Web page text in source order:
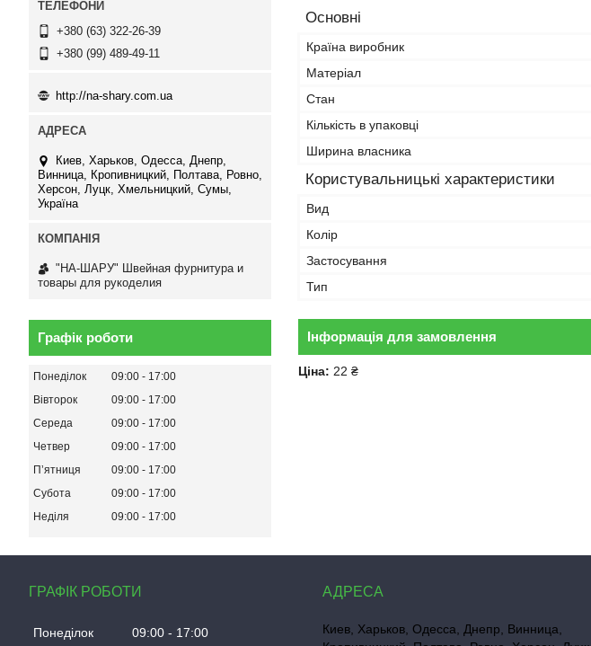
Основні
Країна виробник
Матеріал
Стан
Кількість в упаковці
Ширина власника
Користувальницькі характеристики
Вид
Колір
Застосування
Тип
Інформація для замовлення
Ціна: 22 ₴
+380 (63) 322-26-39
+380 (99) 489-49-11
http://na-shary.com.ua
Киев, Харьков, Одесса, Днепр,
Винница, Кропивницкий, Полтава, Ровно,
Херсон, Луцк, Хмельницкий, Сумы,
Україна
"НА-ШАРУ" Швейная фурнитура и
товары для рукоделия
Графік роботи
Понеділок 09:00
17:00
Вівторок
09:00
17:00
Середа
09:00
17:00
Четвер
09:00
17:00
Пʼятниця
09:00
17:00
Субота
09:00
17:00
Неділя
09:00 17:00
ГРАФІК РОБОТИ
Понеділок 09:00 17:00
Киев, Харьков, Одесса, Днепр, Винница,